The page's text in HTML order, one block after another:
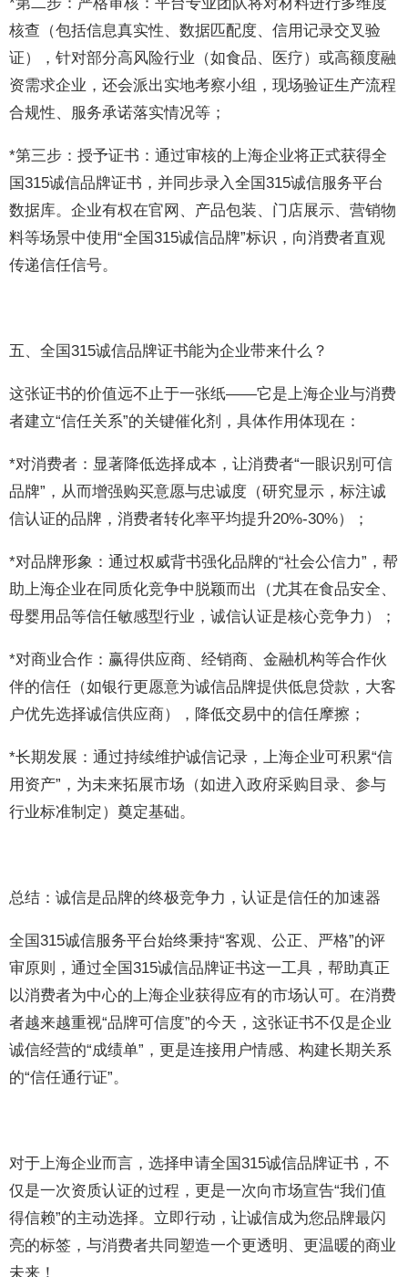
核查（包括信息真实性、数据匹配度、信用记录交叉验
证），针对部分高风险行业（如食品、医疗）或高额度融
资需求企业，还会派出实地考察小组，现场验证生产流程
合规性、服务承诺落实情况等；
*第三步：授予证书：通过审核的上海企业将正式获得全
国315诚信品牌证书，并同步录入全国315诚信服务平台
数据库。企业有权在官网、产品包装、门店展示、营销物
料等场景中使用“全国315诚信品牌”标识，向消费者直观
传递信任信号。
五、全国315诚信品牌证书能为企业带来什么？
这张证书的价值远不止于一张纸——它是上海企业与消费
者建立“信任关系”的关键催化剂，具体作用体现在：
*对消费者：显著降低选择成本，让消费者“一眼识别可信
品牌”，从而增强购买意愿与忠诚度（研究显示，标注诚
信认证的品牌，消费者转化率平均提升20%-30%）；
*对品牌形象：通过权威背书强化品牌的“社会公信力”，帮
助上海企业在同质化竞争中脱颖而出（尤其在食品安全、
母婴用品等信任敏感型行业，诚信认证是核心竞争力）；
*对商业合作：赢得供应商、经销商、金融机构等合作伙
伴的信任（如银行更愿意为诚信品牌提供低息贷款，大客
户优先选择诚信供应商），降低交易中的信任摩擦；
*长期发展：通过持续维护诚信记录，上海企业可积累“信
用资产”，为未来拓展市场（如进入政府采购目录、参与
行业标准制定）奠定基础。
总结：诚信是品牌的终极竞争力，认证是信任的加速器
全国315诚信服务平台始终秉持“客观、公正、严格”的评
审原则，通过全国315诚信品牌证书这一工具，帮助真正
以消费者为中心的上海企业获得应有的市场认可。在消费
者越来越重视“品牌可信度”的今天，这张证书不仅是企业
诚信经营的“成绩单”，更是连接用户情感、构建长期关系
的“信任通行证”。
对于上海企业而言，选择申请全国315诚信品牌证书，不
仅是一次资质认证的过程，更是一次向市场宣告“我们值
得信赖”的主动选择。立即行动，让诚信成为您品牌最闪
亮的标签，与消费者共同塑造一个更透明、更温暖的商业
未来！